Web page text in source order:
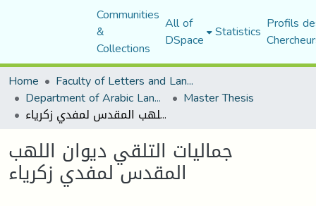
Communities
&
Collections
All of
DSpace Statistics Profils
Home
Faculty of Letters and Languages
Department of Arabic Language and Literature Master Thesis
جماليات التلقي ديوان اللهب المقدس لمفدي زكرياء
جماليات التلقي ديوان اللهب
المقدس لمفدي زكرياء